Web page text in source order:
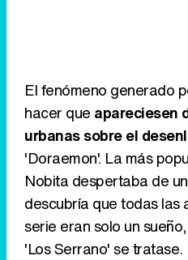
El fenómeno generado
hacer que apareciesen
urbanas sobre el
'Doraemon'. La más
Nobita despertaba de
descubría que todas las
serie eran solo un
'Los Serrano' se tratase.